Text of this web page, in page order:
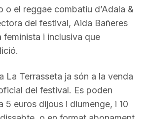
o el reggae combatiu d’Adala &
del festival, Aida Bañeres
feminista i inclusiva que
La Terrasseta ja són a la venda
del festival. Es poden
5 euros dijous i diumenge, i 10